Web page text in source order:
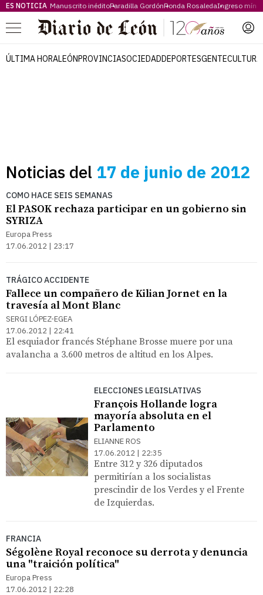
ES NOTICIA Manuscrito inéditoParadilla GordónRonda RosaledaIngreso
Menú
ÚLTIMA HORALEÓNPROVINCIASOCIEDADDEPORTESGENTECULTURA
Noticias del 17 de junio de 2012
COMO HACE SEIS SEMANAS
El PASOK rechaza participar en un gobierno sin
SYRIZA
Europa Press
17.06.2012 | 23:17
TRÁGICO ACCIDENTE
Fallece un compañero de Kilian Jornet en la
travesía al Mont Blanc
SERGI LÓPEZ-EGEA
17.06.2012 | 22:41
El esquiador francés Stéphane Brosse muere por una
avalancha a 3.600 metros de altitud en los Alpes.
ELECCIONES LEGISLATIVAS
François Hollande logra
mayoría absoluta en el
Parlamento
ELIANNE ROS
17.06.2012 | 22:35
Entre 312 y 326 diputados
permitirían a los socialistas
prescindir de los Verdes y el Frente
de Izquierdas.
FRANCIA
Ségolène Royal reconoce su derrota y denuncia
una "traición política"
Europa Press
17.06.2012 | 22:28